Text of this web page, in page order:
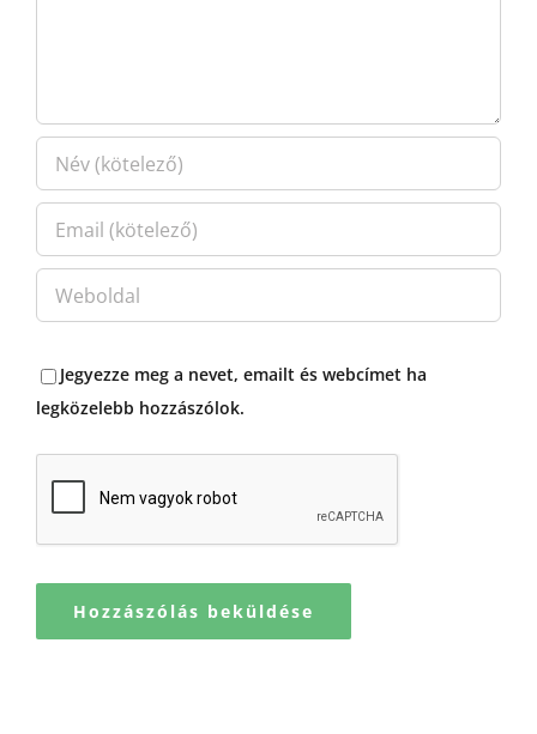
Jegyezze meg a nevet, emailt és webcímet ha
legközelebb hozzászólok.